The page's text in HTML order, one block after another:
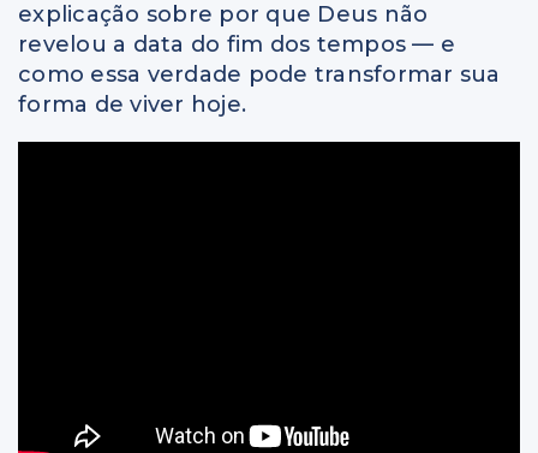
explicação sobre por que Deus não
revelou a data do fim dos tempos — e
como essa verdade pode transformar sua
forma de viver hoje.